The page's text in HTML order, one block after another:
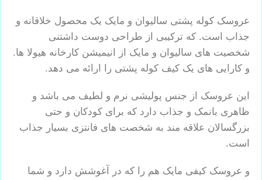
عروسک کوله پشتی سالیوان و مایک یک محصول خلاقانه و
جذاب است. که ترکیبی از طراحی دوست داشتنی
شخصیت های سالیوان و مایک از انیمیشن کارخانه هیولا ها.
و کارایی های یک کیف کوله پشتی را ارائه می دهد.
این عروسک از جنس پولیشی نرم و لطیف می باشد و
ظاهری بانمک و جذاب دارد که برای کودکان و حتی
بزرگسالان علاقه مند به شخصت های فانتزی بسیار جذاب
است.
و عروسک کیفی مایک هم را که در آغوشش دارد و شما